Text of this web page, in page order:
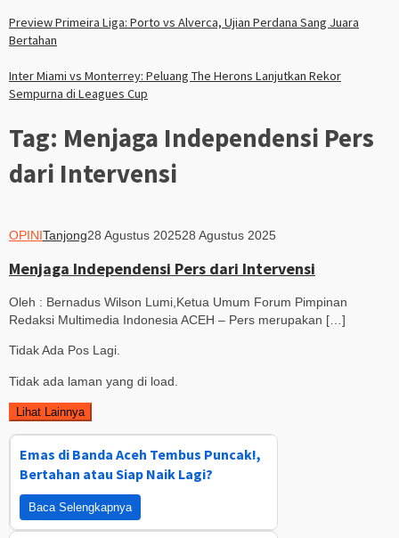
Preview Primeira Liga: Porto vs Alverca, Ujian Perdana Sang Juara
Bertahan
Inter Miami vs Monterrey: Peluang The Herons Lanjutkan Rekor
Sempurna di Leagues Cup
Tag: Menjaga Independensi Pers
dari Intervensi
OPINITanjong28 Agustus 202528 Agustus 2025
Menjaga Independensi Pers dari Intervensi
Oleh : Bernadus Wilson Lumi,Ketua Umum Forum Pimpinan
Redaksi Multimedia Indonesia ACEH – Pers merupakan […]
Tidak Ada Pos Lagi.
Tidak ada laman yang di load.
Lihat Lainnya
Emas di Banda Aceh Tembus Puncak!,
Bertahan atau Siap Naik Lagi?
Baca Selengkapnya